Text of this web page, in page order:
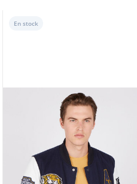
En stock